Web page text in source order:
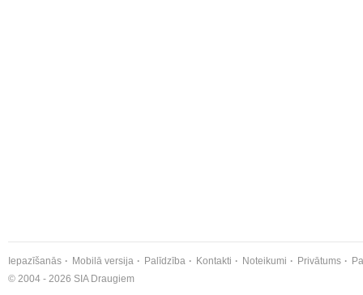
Iepazīšanās Mobilā versija Palīdzība Kontakti Noteikumi Privātums
© 2004 - 2026 SIA Draugiem